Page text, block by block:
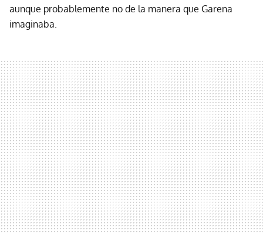
aunque probablemente no de la manera que Garena
imaginaba.